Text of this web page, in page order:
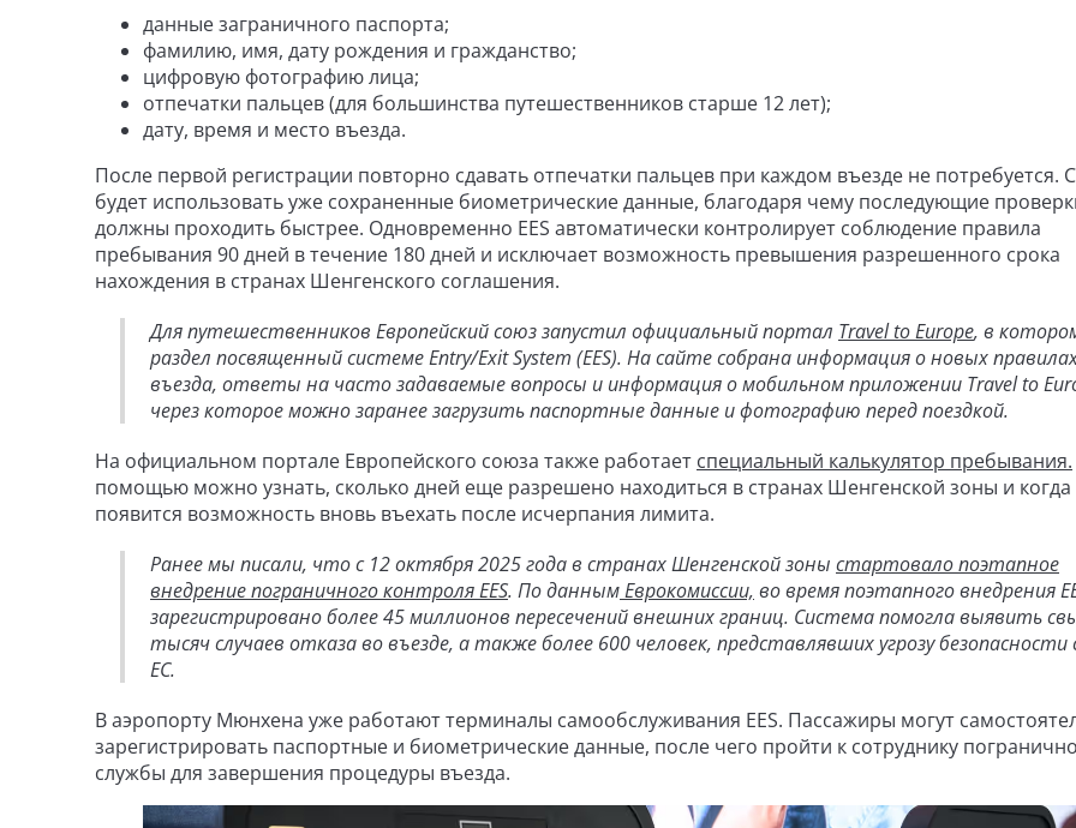
данные заграничного паспорта;
фамилию, имя, дату рождения и гражданство;
цифровую фотографию лица;
отпечатки пальцев (для большинства путешественников старше 12 лет);
дату, время и место въезда.
После первой регистрации повторно сдавать отпечатки пальцев при каждом въезде не потребуется.
будет использовать уже сохраненные биометрические данные, благодаря чему последующие
должны проходить быстрее. Одновременно EES автоматически контролирует соблюдение правила
пребывания 90 дней в течение 180 дней и исключает возможность превышения разрешенного срока
нахождения в странах Шенгенского соглашения.
Для путешественников Европейский союз запустил официальный портал Travel to Europe, в
раздел посвященный системе Entry/Exit System (EES). На сайте собрана информация о новых
въезда, ответы на часто задаваемые вопросы и информация о мобильном приложении Travel to
через которое можно заранее загрузить паспортные данные и фотографию перед поездкой.
На официальном портале Европейского союза также работает специальный калькулятор пребывания.
помощью можно узнать, сколько дней еще разрешено находиться в странах Шенгенской зоны и когда
появится возможность вновь въехать после исчерпания лимита.
Ранее мы писали, что с 12 октября 2025 года в странах Шенгенской зоны стартовало поэтапное
внедрение пограничного контроля EES. По даннымЕврокомиссии, во время поэтапного внедрения
зарегистрировано более 45 миллионов пересечений внешних границ. Система помогла выявить
тысяч случаев отказа во въезде, а также более 600 человек, представлявших угрозу
ЕС.
В аэропорту Мюнхена уже работают терминалы самообслуживания EES. Пассажиры могут
зарегистрировать паспортные и биометрические данные, после чего пройти к сотруднику
службы для завершения процедуры въезда.